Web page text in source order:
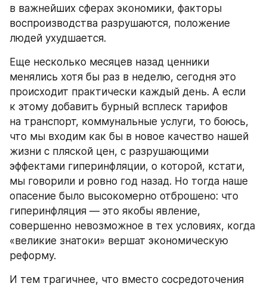
в важнейших сферах экономики, факторы
воспроизводства разрушаются, положение
людей ухудшается.
Еще несколько месяцев назад ценники
менялись хотя бы раз в неделю, сегодня это
происходит практически каждый день. А если
к этому добавить бурный всплеск тарифов
на транспорт, коммунальные услуги, то боюсь,
что мы входим как бы в новое качество нашей
жизни с пляской цен, с разрушающими
эффектами гиперинфляции, о которой, кстати,
мы говорили и ровно год назад. Но тогда наше
опасение было высокомерно отброшено: что
гиперинфляция — это якобы явление,
совершенно невозможное в тех условиях, когда
«великие знатоки» вершат экономическую
реформу.
И тем трагичнее, что вместо сосредоточения